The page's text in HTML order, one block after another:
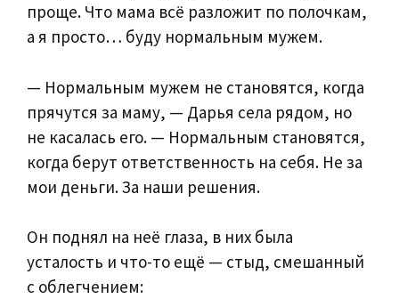
проще. Что мама всё разложит по полочкам,
а я просто… буду нормальным мужем.
— Нормальным мужем не становятся, когда
прячутся за маму, — Дарья села рядом, но
не касалась его. — Нормальным становятся,
когда берут ответственность на себя. Не за
мои деньги. За наши решения.
Он поднял на неё глаза, в них была
усталость и что-то ещё — стыд, смешанный
с облегчением: